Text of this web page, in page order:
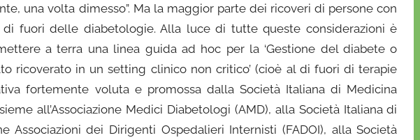
una volta dimesso”. Ma la maggior parte dei ricoveri di persone con
fuori delle diabetologie. Alla luce di tutte queste considerazioni è
a terra una linea guida ad hoc per la ‘Gestione del diabete o
ricoverato in un setting clinico non critico’ (cioè al di fuori di terapie
fortemente voluta e promossa dalla Società Italiana di Medicina
all’Associazione Medici Diabetologi (AMD), alla Società Italiana di
Associazioni dei Dirigenti Ospedalieri Internisti (FADOI), alla Società